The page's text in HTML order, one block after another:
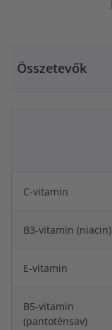
Összetevők
C-vitamin
B3-vitamin (niacin)
E-vitamin
B5-vitamin
(pantoténsav)